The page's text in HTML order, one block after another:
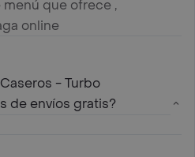
que ofrece ,
online
- Turbo
de envíos gratis?